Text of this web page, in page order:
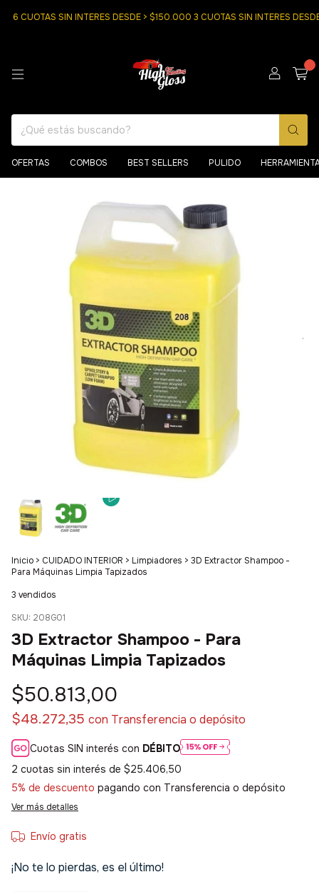
CUOTAS SIN INTERES DESDE > $150.000 3 CUOTAS SIN INTERES DESDE
OFERTAS COMBOS BEST SELLERS PULIDO
Inicio > CUIDADO INTERIOR > Limpiadores > 3D Extractor Shampoo -
Para Máquinas Limpia Tapizados
3 vendidos
SKU: 208G01
3D Extractor Shampoo - Para
Máquinas Limpia Tapizados
$50.813,00
$48.272,35 con Transferencia o depósito
Cuotas SIN interés con DÉBITO
2 cuotas sin interés de $25.406,50
5% de descuento pagando con Transferencia o depósito
Ver más detalles
Envío gratis
¡No te lo pierdas, es el último!